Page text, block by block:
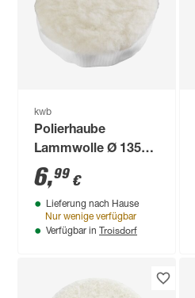
kwb
Polierhaube
Lammwolle Ø 135
mm
6,99 €
Lieferung nach Hause
Nur wenige verfügbar
Verfügbar in Troisdorf